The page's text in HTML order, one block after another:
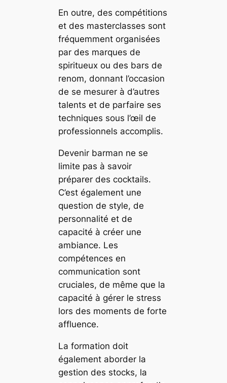
En outre, des compétitions
et des masterclasses sont
fréquemment organisées
par des marques de
spiritueux ou des bars de
renom, donnant l’occasion
de se mesurer à d’autres
talents et de parfaire ses
techniques sous l’œil de
professionnels accomplis.
Devenir barman ne se
limite pas à savoir
préparer des cocktails.
C’est également une
question de style, de
personnalité et de
capacité à créer une
ambiance. Les
compétences en
communication sont
cruciales, de même que la
capacité à gérer le stress
lors des moments de forte
affluence.
La formation doit
également aborder la
gestion des stocks, la